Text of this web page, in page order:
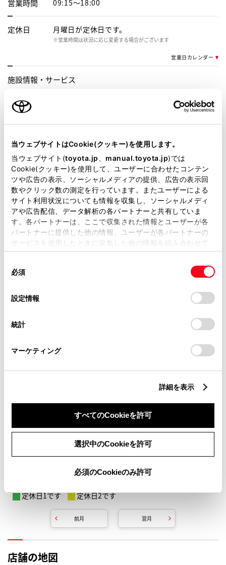
当ウェブサイトはCookie(クッキー)を使用します。
当ウェブサイト(toyota.jp manual.toyota.jp)では
Cookie(クッキー)を使用して、ユーザーに合わせたコンテン
ツや広告の表示、ソーシャルメディアの提供、広告の表示回
数やクリック数の測定を行っています。またユーザーによる
サイト利用状況についても情報を収集し、ソーシャルメディ
アや広告配信、データ解析の各パートナーと共有していま
す。各パートナーは、ここで収集された情報とユーザーが各
パートナーに提供した他の情報、ユーザーが各パートナーの
サービスを使用したときに収集した他の情報を組み合わせて
使用することがあります。当ウェブサイトの使用を続行する
デバイスにすべてのCookie(クッキー)が保存されることに同
意したことになります。Cookie(クッキー)のオプトアウト、
設定の変更、同意を撤回したりするにあたっては、当社の
「Cookie（クッキー）情報の取り扱いについて
」をご覧くだ
必須
設定情報
統計
マーケティング
詳細を表示
すべてのCookieを許可
選択中のCookieを許可
必須のCookieのみ許可
営業時間 09:15～18:00
定休日 月曜日が定休日です。
※営業時間は状況に応じ変更する場合がございます
営業日カレンダー
施設情報・ サービス
AED バリアフリー/フラットフロア
車検・整備・メンテナンス取
キッズルーム
WAX洗車 バリアフリー/多目的駐車場
G-Station WiFi
この販売店のウェブサイトはこちら
定休日1です 定休日2です
前月 翌月
店舗の地図